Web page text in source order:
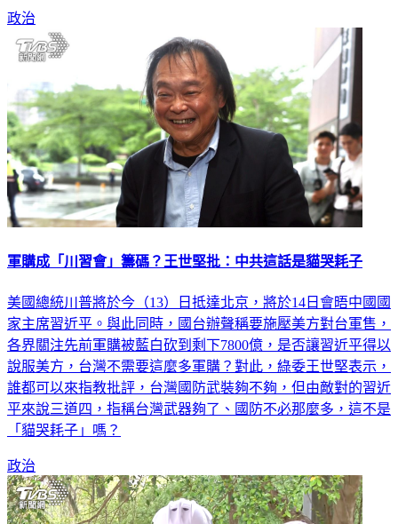
政治
軍購成「川習會」籌碼？王世堅批：中共這話是貓哭耗子
美國總統川普將於今（13）日抵達北京，將於14日會晤中國國
家主席習近平。與此同時，國台辦聲稱要施壓美方對台軍售，
各界關注先前軍購被藍白砍到剩下7800億，是否讓習近平得以
說服美方，台灣不需要這麼多軍購？對此，綠委王世堅表示，
誰都可以來指教批評，台灣國防武裝夠不夠，但由敵對的習近
平來說三道四，指稱台灣武器夠了、國防不必那麼多，這不是
「貓哭耗子」嗎？
政治